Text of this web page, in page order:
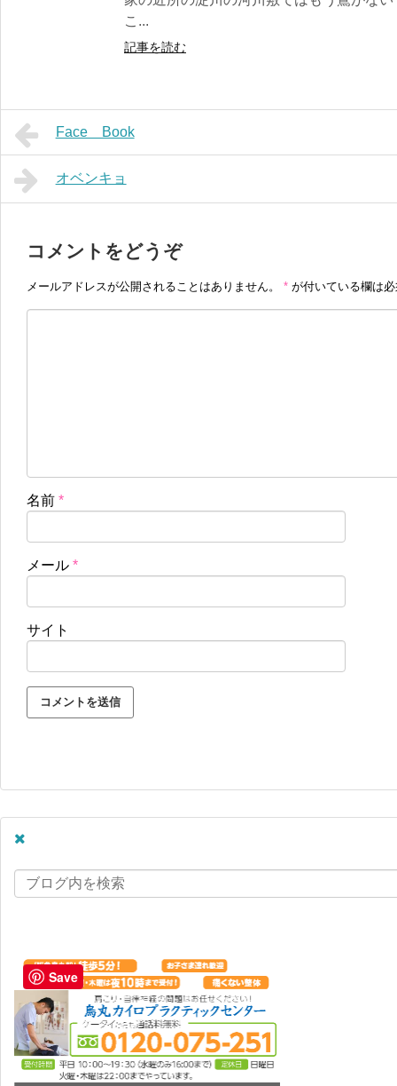
こ...
記事を読む
Face Book
オベンキョ
コメントをどうぞ
メールアドレスが公開されることはありません。 * が付いている欄は
名前 *
メール *
サイト
Save